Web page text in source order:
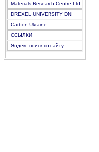
Materials Research Centre Ltd.
DREXEL UNIVERSITY DNI
Carbon Ukraine
ССЫЛКИ
Яндекс поиск по сайту